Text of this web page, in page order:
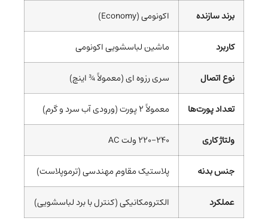
برند سازنده اکونومی (Economy)
کاربرد ماشین لباسشویی اکونومی
نوع اتصال سری رزوه ای (معمولاً ¾ اینچ)
تعداد پورت‌ها معمولاً ۲ پورت (ورودی آب سرد و گرم)
ولتاژ کاری ۲۲۰-۲۴۰ ولت AC
جنس بدنه پلاستیک مقاوم مهندسی (ترموپلاست)
عملکرد الکترومکانیکی (کنترل با برد لباسشویی)